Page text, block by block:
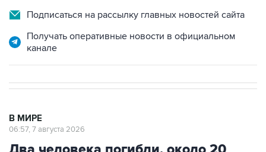
Подписаться на рассылку главных новостей сайта
Получать оперативные новости в официальном
канале
В МИРЕ
06:57, 7 августа 2026